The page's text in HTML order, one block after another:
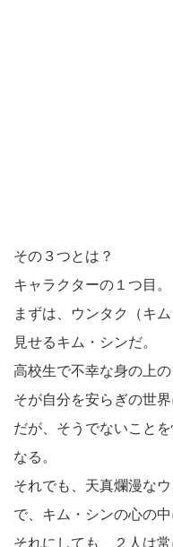
その３つとは？
キャラクターの１つ目。
まずは、ウンタク（キ
見せるキム・シンだ。
高校生で不幸な身の上
そが自分を安らぎの世
だが、そうでないこと
なる。
それでも、天真爛漫な
で、キム・シンの心の
それにしても、２人は